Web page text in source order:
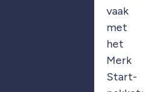
vaak
met
het
Merk
Start-